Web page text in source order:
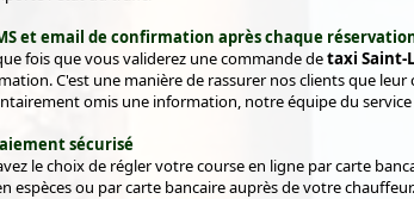
et email de confirmation après chaque
fois que vous validerez une commande detaxi Saint-
C'est une manière de rassurer nos clients que
omis une information, notre équipe du
sécurisé
le choix de régler votre course en ligne par carte
espèces ou par carte bancaire auprès de votre chauffeur.